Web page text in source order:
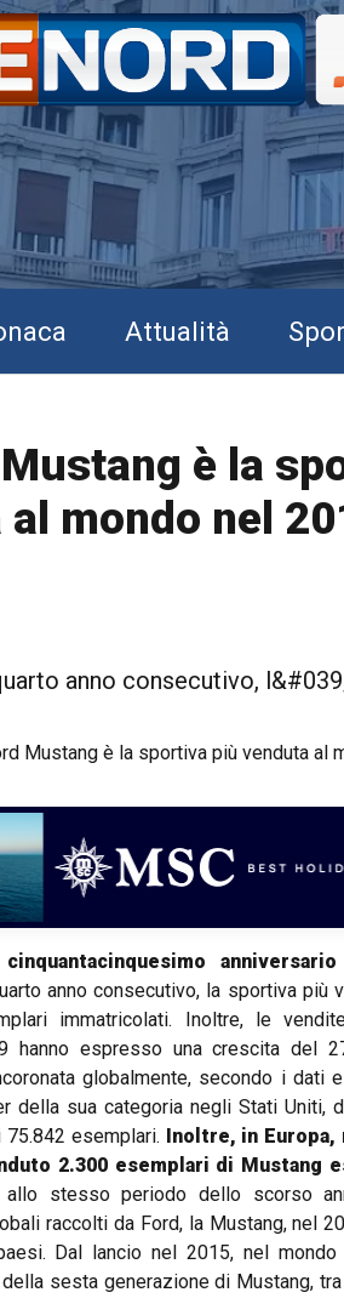
Attualità
è la
mondo nel
anno consecutivo,
anno consecutivo, la sportiva più
immatricolati. Inoltre, le
hanno espresso una crescita del
globalmente, secondo i dati
della sua categoria negli Stati Uniti,
75.842 esemplari. Inoltre, in
2.300 esemplari di Mustang
allo stesso periodo dello scorso
raccolti da Ford, la Mustang, nel
Dal lancio nel 2015, nel
sesta generazione di Mustang,